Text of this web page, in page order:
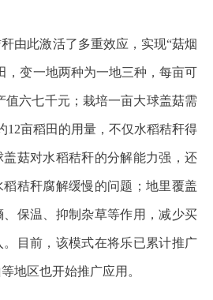
由此激活了多重效应，实现“菇烟
，变一地两种为一地三种，每亩可
值六七千元；栽培一亩大球盖菇需
12亩稻田的用量，不仅水稻秸秆得
盖菇对水稻秸秆的分解能力强，还
秸秆腐解缓慢的问题；地里覆盖
保温、抑制杂草等作用，减少买
目前，该模式在将乐已累计推广
地区也开始推广应用。